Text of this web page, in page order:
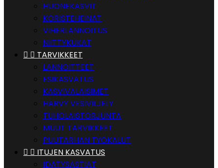
HUONEKASVIT
KORISTEHEINÄT
VIHERLANNOITUS
NIITTYKUKAT
  TARVIKKEET
LANNOITTEET
ESIKASVATUS
KASVIVALAISIMET
HARVY VESIVILJELY
TUHOLAISTORJUNTA
MUUT TARVIKKEET
PUUTARHAN TYÖKALUT
  ITUJEN KASVATUS
IDÄTYSASTIAT